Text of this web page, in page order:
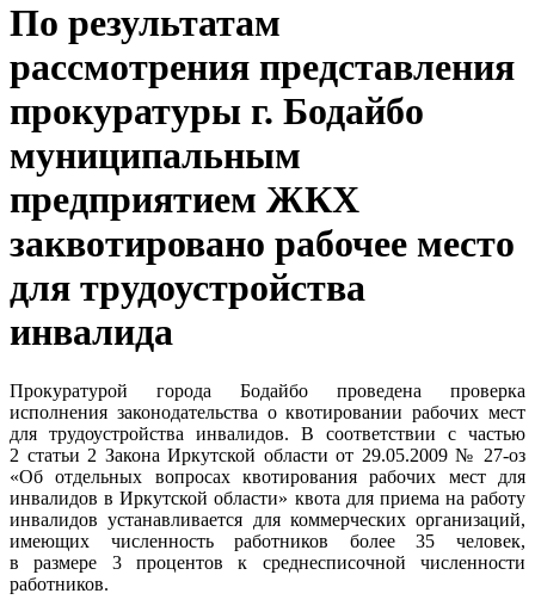
По результатам
рассмотрения представления
прокуратуры г. Бодайбо
муниципальным
предприятием ЖКХ
заквотировано рабочее место
для трудоустройства
инвалида
Прокуратурой города Бодайбо проведена проверка
исполнения законодательства о квотировании рабочих мест
для трудоустройства инвалидов. В соответствии с частью
2 статьи 2 Закона Иркутской области от 29.05.2009 № 27-оз
«Об отдельных вопросах квотирования рабочих мест для
инвалидов в Иркутской области» квота для приема на работу
инвалидов устанавливается для коммерческих организаций,
имеющих численность работников более 35 человек,
в размере 3 процентов к среднесписочной численности
работников.